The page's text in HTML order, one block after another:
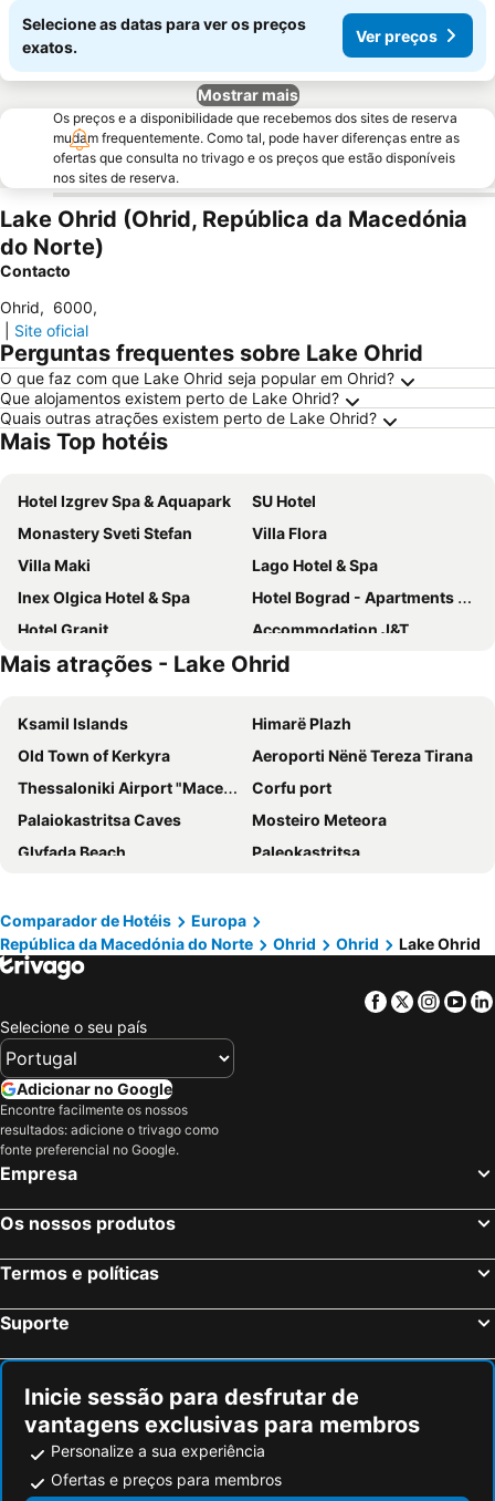
Selecione as datas para ver os preços
exatos.
Ver preços
Mostrar mais
Os preços e a disponibilidade que recebemos dos sites de reserva
mudam frequentemente. Como tal, pode haver diferenças entre as
ofertas que consulta no trivago e os preços que estão disponíveis
nos sites de reserva.
Lake Ohrid (Ohrid, República da Macedónia
do Norte)
Contacto
Ohrid, 6000,
Site oficial
Perguntas frequentes sobre Lake Ohrid
O que faz com que Lake Ohrid seja popular em Ohrid?
Que alojamentos existem perto de Lake Ohrid?
Quais outras atrações existem perto de Lake Ohrid?
Mais Top hotéis
Hotel Izgrev Spa & Aquapark
SU Hotel
Monastery Sveti Stefan
Villa Flora
Villa Maki
Lago Hotel & Spa
Inex Olgica Hotel & Spa
Hotel Bograd - Apartments & Lounge Station
Hotel Granit
Accommodation J&T
Boutique Villa Arte
Hotel Pela
Hotel Makpetrol Struga
Hotel Montenegro
Villa Kotlar
Lyhnidas
Hotel Cingo
Mais atrações - Lake Ohrid
Ksamil Islands
Himarë Plazh
Old Town of Kerkyra
Aeroporti Nënë Tereza Tirana
Thessaloniki Airport "Macedonia"
Corfu port
Palaiokastritsa Caves
Mosteiro Meteora
Glyfada Beach
Paleokastritsa
La Grotta
Mon Repos
Meteora Art
Dassia
Porto
Aeroporto de Podgorica
Thesaloniki Port
Barbati
Agios Gordis
Downtown Durrës
Ionian Academy
Thessaloniki History Centre
Porto Palermo
Kassiopi
Egnatia street
Lake Ohrid
Pozar
Edessa Falls
Liqeni i Komanit
Panagia Soumela Monastery
Plazhi i Borshit
Copacabana
Ada Bojana
Butrint
Markov konak
Sidari
Comparador de Hotéis
Europa
República da Macedónia do Norte
Ohrid Ohrid Lake Ohrid
Facebook
Twitter
Selecione o seu país
Adicionar no Google
Encontre facilmente os nossos
resultados: adicione o trivago como
fonte preferencial no Google.
Empresa
Os nossos produtos
Termos e políticas
Suporte
Inicie sessão para desfrutar de
vantagens exclusivas para membros
Personalize a sua experiência
Ofertas e preços para membros